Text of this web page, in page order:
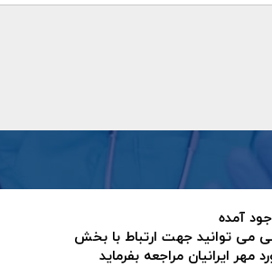
آمده
می توانید جهت ارتباط با بخش
ایرانیان مراجعه بفرماید